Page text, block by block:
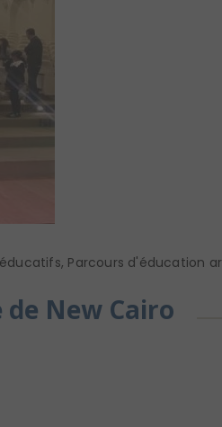
, Parcours d'éducation
de New Cairo